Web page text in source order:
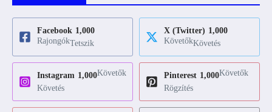
Facebook 1,000
RajongókTetszik
X (Twitter) 1,000
KövetőkKövetés
Instagram 1,000Követők
Követés
Pinterest 1,000Követők
Rögzítés